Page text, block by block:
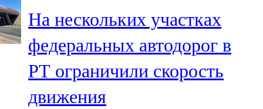
На нескольких участках
федеральных автодорог в
РТ ограничили скорость
движения